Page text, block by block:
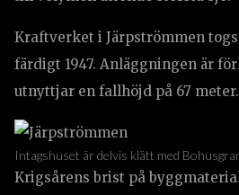
Kraftverket i Järpströmmen
färdigt 1947. Anläggningen är
utnyttjar en fallhöjd på 67 meter.
Intagshuset är delvis klätt med
Krigsårens brist på